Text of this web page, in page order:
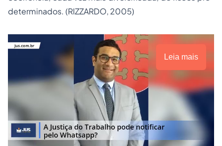
determinados. (RIZZARDO, 2005)
Leia mais